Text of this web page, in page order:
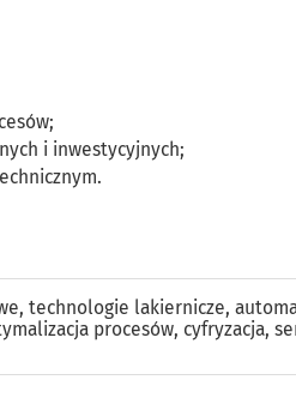
i inwestycyjnych;
, technologie lakiernicze,
procesów, cyfryzacja,